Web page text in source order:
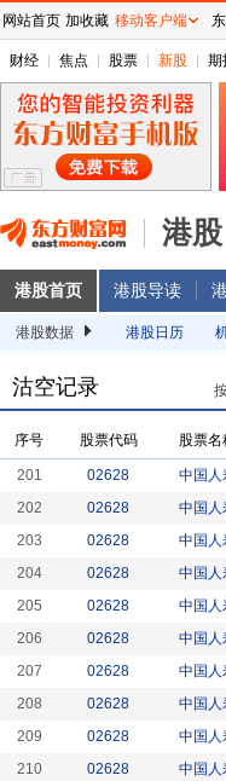
财经 焦点 股票 新股 期
港股
港股首页 港股导读
港股数据 港股日历
沽空记录
序号 股票代码 股票名
201 02628 中国人
202
02628 中国人
203
02628 中国人
204
02628 中国人
205
02628 中国人
206
02628 中国人
207
02628 中国人
208
02628 中国人
209
02628 中国人
210
02628 中国人
网站首页 加收藏 移动客户端